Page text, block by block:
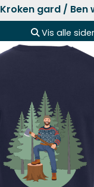
Kroken gard / Ben
Vis alle sider